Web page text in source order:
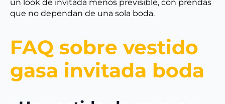
un look de invitada menos previsible, con prendas
que no dependan de una sola boda.
FAQ sobre vestido
gasa invitada boda